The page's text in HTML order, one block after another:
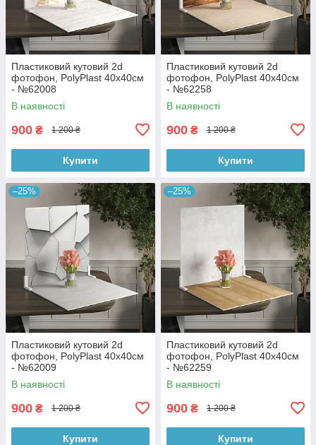
Пластиковий кутовий 2d
фотофон, PolyPlast 40x40см
- №62008
В наявності
900 ₴ 1 200 ₴
Купити
Пластиковий кутовий 2d
фотофон, PolyPlast 40x40см
- №62258
В наявності
900 ₴ 1 200 ₴
Купити
–25%
Пластиковий кутовий 2d
фотофон, PolyPlast 40x40см
- №62009
В наявності
900 ₴ 1 200 ₴
Купити
–25%
Пластиковий кутовий 2d
фотофон, PolyPlast 40x40см
- №62259
В наявності
900 ₴ 1 200 ₴
Купити